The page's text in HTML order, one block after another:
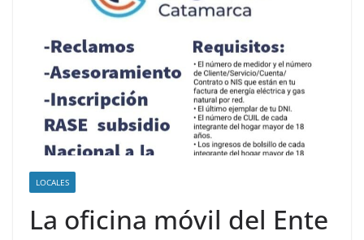
LOCALES
La oficina móvil del Ente